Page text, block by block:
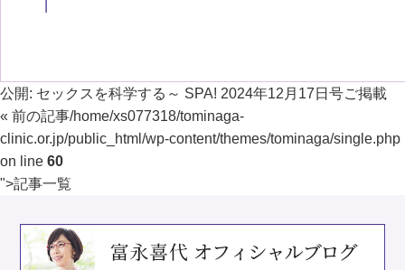
公開: セックスを科学する～ SPA! 2024年12月17日号ご掲載
« 前の記事/home/xs077318/tominaga-
clinic.or.jp/public_html/wp-content/themes/tominaga/single.php
on line 60
">記事一覧